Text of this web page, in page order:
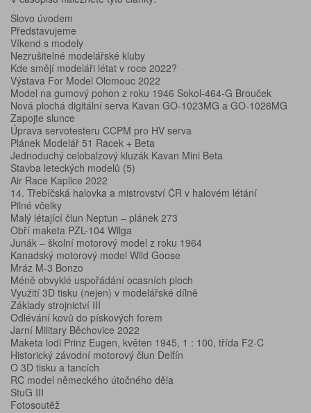
Slovo úvodem
Představujeme
Víkend s modely
Nezrušitelné modelářské kluby
Kde smějí modeláři létat v roce 2022?
Výstava For Model Olomouc 2022
Model na gumový pohon z roku 1946 Sokol-464-G Brouček
Nová plochá digitální serva Kavan GO-1023MG a GO-1026MG
Zapojte slunce
Úprava servotesteru CCPM pro HV serva
Plánek Modelář 51 Racek + Beta
Jednoduchý celobalzový kluzák Kavan Mini Beta
Stavba leteckých modelů (5)
Air Race Kaplice 2022
14. Třebíčská halovka a mistrovství ČR v halovém létání
Pilné včelky
Malý létající člun Neptun – plánek 273
Obří maketa PZL-104 Wilga
Junák – školní motorový model z roku 1964
Kanadský motorový model Wild Goose
Mráz M-3 Bonzo
Méně obvyklé uspořádání ocasních ploch
Využití 3D tisku (nejen) v modelářské dílně
Základy strojnictví III
Odlévání kovů do pískových forem
Jarní Military Běchovice 2022
Maketa lodi Prinz Eugen, květen 1945, 1 : 100, třída F2-C
Historický závodní motorový člun Delfín
O 3D tisku a tancích
RC model německého útočného děla
StuG III
Fotosoutěž